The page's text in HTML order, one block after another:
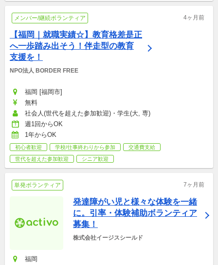
メンバー/継続ボランティア 4ヶ月前
【福岡｜就職実績☆】教育格差是正
へ一歩踏み出そう！伴走型の教育
支援を！
NPO法人 BORDER FREE
福岡 [福岡市]
無料
社会人(世代を超えた参加歓迎)・学生(大, 専)
週1回からOK
1年からOK
初心者歓迎 学校/仕事終わりから参加
交通費支給
世代を超えた参加歓迎
シニア歓迎
単発ボランティア 7ヶ月前
発達障がい児と様々な体験を一緒
に。引率・体験補助ボランティア
募集！
株式会社イージスシールド
福岡